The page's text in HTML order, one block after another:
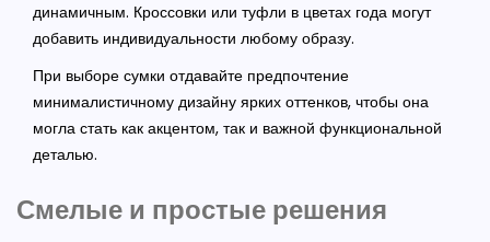
динамичным. Кроссовки или туфли в цветах года могут
добавить индивидуальности любому образу.
При выборе сумки отдавайте предпочтение
минималистичному дизайну ярких оттенков, чтобы она
могла стать как акцентом, так и важной функциональной
деталью.
Смелые и простые решения